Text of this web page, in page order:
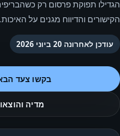
הגדילו תפוקת פרסום רק
הקישורים והדיווח מגנים על האיכות.
עודכן לאחרונה 20 ביוני 2026
בקשו צעד
מדיה